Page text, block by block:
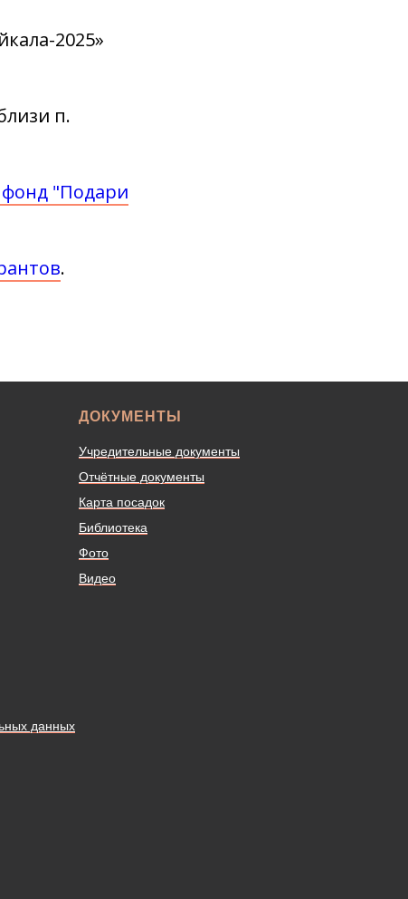
2025»
п.
"Подари
.
ДОКУМЕНТЫ
Учредительные документы
Отчётные документы
Карта посадок
Библиотека
Фото
Видео
данных